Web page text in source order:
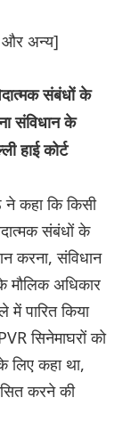
और अन्य]
संबंधों के
संविधान के
हाई कोर्ट
ने कहा कि किसी
संबंधों के
करना, संविधान
अधिकार
पारित किया
सिनेमाघरों को
लिए कहा था,
करने की